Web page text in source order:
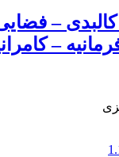
کالبدی –
–